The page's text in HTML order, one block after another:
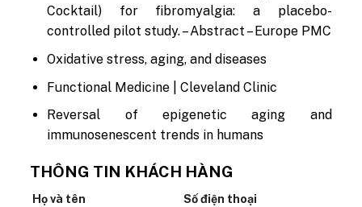
Cocktail) for fibromyalgia: a placebo-
controlled pilot study. – Abstract – Europe PMC
Oxidative stress, aging, and diseases
Functional Medicine | Cleveland Clinic
Reversal of epigenetic aging and
immunosenescent trends in humans
THÔNG TIN KHÁCH HÀNG
Họ và tên Số điện thoại